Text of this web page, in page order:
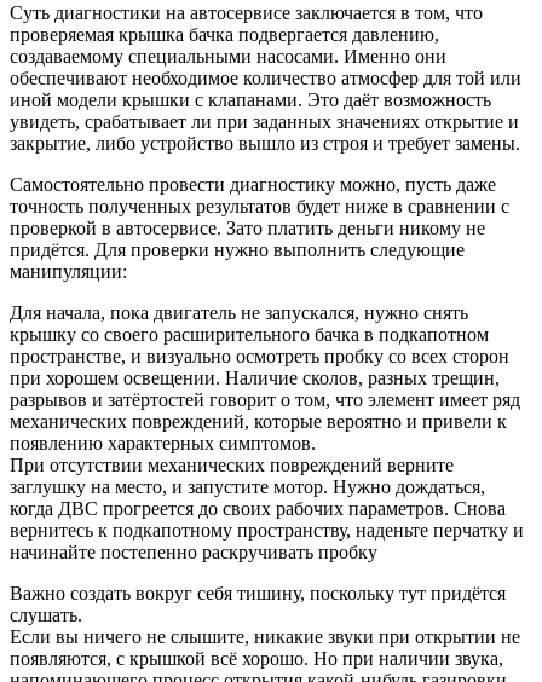
Суть диагностики на автосервисе заключается в том, что
проверяемая крышка бачка подвергается давлению,
создаваемому специальными насосами. Именно они
обеспечивают необходимое количество атмосфер для той или
иной модели крышки с клапанами. Это даёт возможность
увидеть, срабатывает ли при заданных значениях открытие и
закрытие, либо устройство вышло из строя и требует замены.
Самостоятельно провести диагностику можно, пусть даже
точность полученных результатов будет ниже в сравнении с
проверкой в автосервисе. Зато платить деньги никому не
придётся. Для проверки нужно выполнить следующие
манипуляции:
Для начала, пока двигатель не запускался, нужно снять
крышку со своего расширительного бачка в подкапотном
пространстве, и визуально осмотреть пробку со всех сторон
при хорошем освещении. Наличие сколов, разных трещин,
разрывов и затёртостей говорит о том, что элемент имеет ряд
механических повреждений, которые вероятно и привели к
появлению характерных симптомов.
При отсутствии механических повреждений верните
заглушку на место, и запустите мотор. Нужно дождаться,
когда ДВС прогреется до своих рабочих параметров. Снова
вернитесь к подкапотному пространству, наденьте перчатку и
начинайте постепенно раскручивать пробку
Важно создать вокруг себя тишину, поскольку тут придётся
слушать.
Если вы ничего не слышите, никакие звуки при открытии не
появляются, с крышкой всё хорошо. Но при наличии звука,